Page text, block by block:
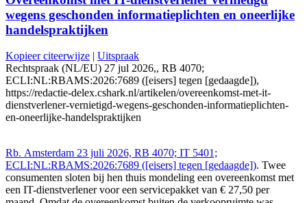
wegens geschonden informatieplichten en oneerlijke
handelspraktijken
Kopieer citeerwijze | Uitspraak
Rechtspraak (NL/EU) 27 jul 2026,, RB 4070;
ECLI:NL:RBAMS:2026:7689 ([eisers] tegen [gedaagde]),
https://redactie-delex.cshark.nl/artikelen/overeenkomst-met-it-
dienstverlener-vernietigd-wegens-geschonden-informatieplichten-
en-oneerlijke-handelspraktijken
Rb. Amsterdam 23 juli 2026, RB 4070; IT 5401;
ECLI:NL:RBAMS:2026:7689 ([eisers] tegen [gedaagde]). Twee
consumenten sloten bij hen thuis mondeling een overeenkomst met
een IT-dienstverlener voor een servicepakket van € 27,50 per